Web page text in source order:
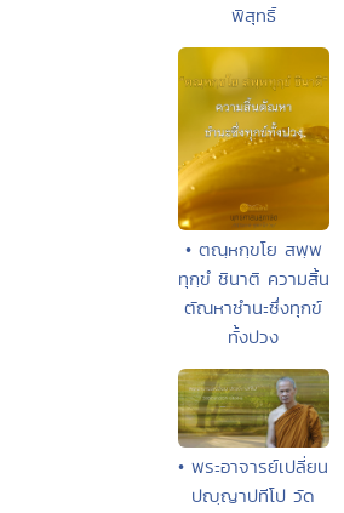
พิสุทธิ์
• ตณฺหกฺขโย สพฺพ
ทุกฺขํ ชินาติ ความสิ้น
ตัณหาชำนะซึ่งทุกข์
ทั้งปวง
• พระอาจารย์เปลี่ยน
ปญฺญาปทีโป วัด